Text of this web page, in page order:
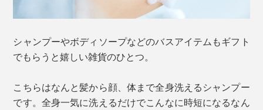
シャンプーやボディソープなどのバスアイテムもギフト
でもらうと嬉しい雑貨のひとつ。
こちらはなんと髪から顔、体まで全身洗えるシャンプー
です。全身一気に洗えるだけでこんなに時短になるなん